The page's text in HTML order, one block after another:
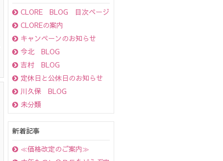
CLORE BLOG 目次ページ
CLOREの案内
キャンペーンのお知らせ
今北 BLOG
吉村 BLOG
定休日と公休日のお知らせ
川久保 BLOG
未分類
新着記事
≪価格改定のご案内≫